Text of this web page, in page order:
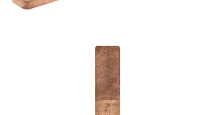
УЛИЧНЫЕ СВЕТИЛЬНИКИ